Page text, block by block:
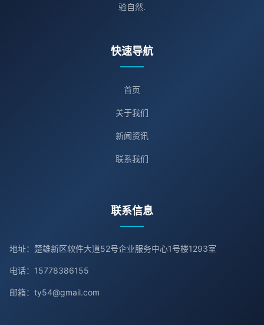
验自然.
快速导航
首页
关于我们
新闻资讯
联系我们
联系信息
地址：楚雄新区软件大道52号企业服务中心1号楼1293室
电话：15778386155
邮箱：ty54@gmail.com